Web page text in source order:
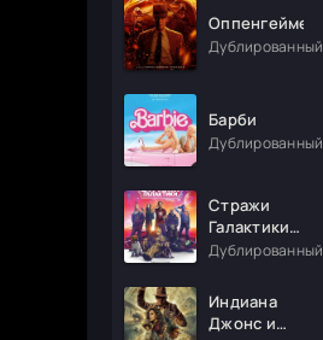
Оппенгеймер
Дублированный
Барби
Дублированный
Стражи
Галактики.
Часть 3
Дублированный
Индиана
Джонс и